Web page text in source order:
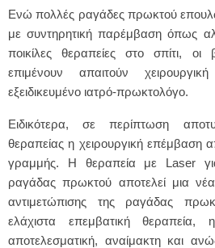
Ενώ πολλές ραγάδες πρωκτού
με συντηρητική παρέμβαση όπως
ποικίλες θεραπείες στο σπίτι,
επιμένουν απαιτούν
εξειδικευμένο ιατρό-πρωκτολόγο.
Ειδικότερα, σε περίπτωση
θεραπείας η χειρουργική επέμβαση
γραμμής. Η θεραπεία με Laser
ραγάδας πρωκτού αποτελεί μια
αντιμετώπισης της ραγάδας
ελάχιστα επεμβατική θεραπεία,
αποτελεσματική, αναίμακτη και